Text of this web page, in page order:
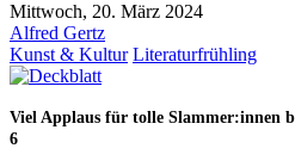
Mittwoch, 20. März 2024
Alfred Gertz
Kunst & Kultur Literaturfrühling
Viel Applaus für tolle Slammer:innen
6